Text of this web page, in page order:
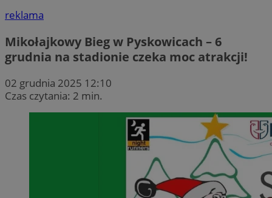
reklama
Mikołajkowy Bieg w Pyskowicach – 6
grudnia na stadionie czeka moc atrakcji!
02 grudnia 2025 12:10
Czas czytania: 2 min.